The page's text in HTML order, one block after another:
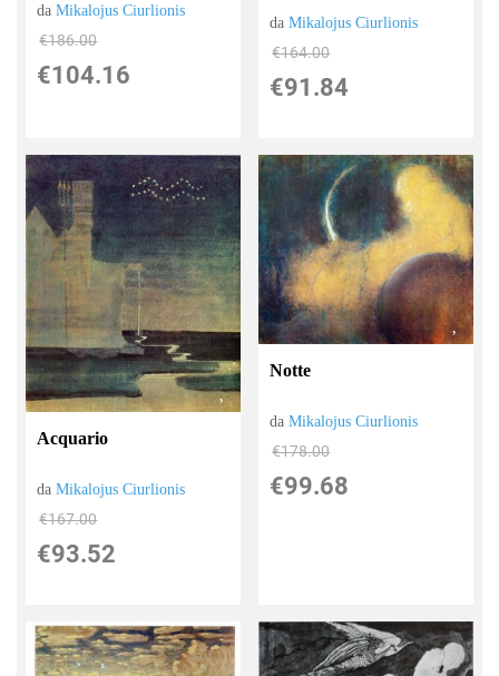
daMikalojus Ciurlionis
€186.00
€104.16
daMikalojus Ciurlionis
€164.00
€91.84
Acquario
daMikalojus Ciurlionis
€167.00
€93.52
Notte
daMikalojus Ciurlionis
€178.00
€99.68